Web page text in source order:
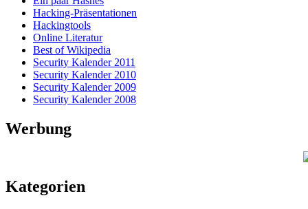
Hacking-Präsentationen
Hackingtools
Online Literatur
Best of Wikipedia
Security Kalender 2011
Security Kalender 2010
Security Kalender 2009
Security Kalender 2008
Werbung
Kategorien